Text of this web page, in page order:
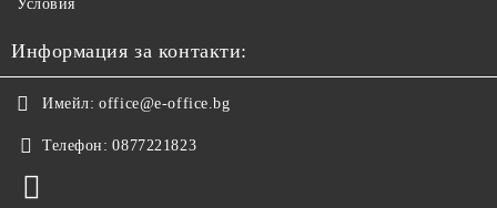
Условия
Информация за контакти:
Имейл: office@e-office.bg
Телефон: 0877221823